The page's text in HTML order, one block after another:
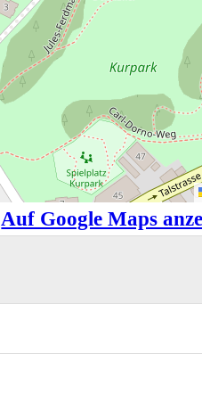
Auf Google Maps